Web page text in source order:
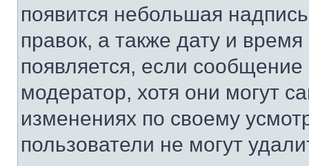
появится небольшая
правок, а также дату и
появляется, если
модератор, хотя они могут
изменениях по своему
пользователи не могут